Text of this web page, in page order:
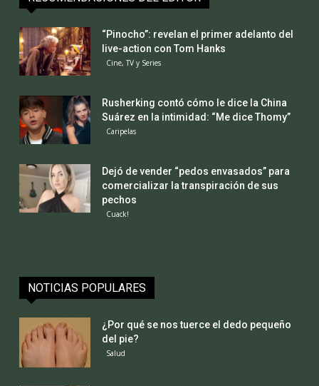
“Pinocho”: revelan el primer adelanto del
live-action con Tom Hanks
Cine, TV y Series
Rusherking contó cómo le dice la China
Suárez en la intimidad: “Me dice Thomy”
Caripelas
Dejó de vender “pedos envasados” para
comercializar la transpiración de sus
pechos
Cuack!
NOTICIAS POPULARES
¿Por qué se nos tuerce el dedo pequeño
del pie?
Salud